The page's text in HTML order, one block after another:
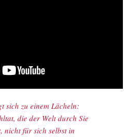
sich zu einem Lächeln:
die der Welt durch Sie
nicht für sich selbst in